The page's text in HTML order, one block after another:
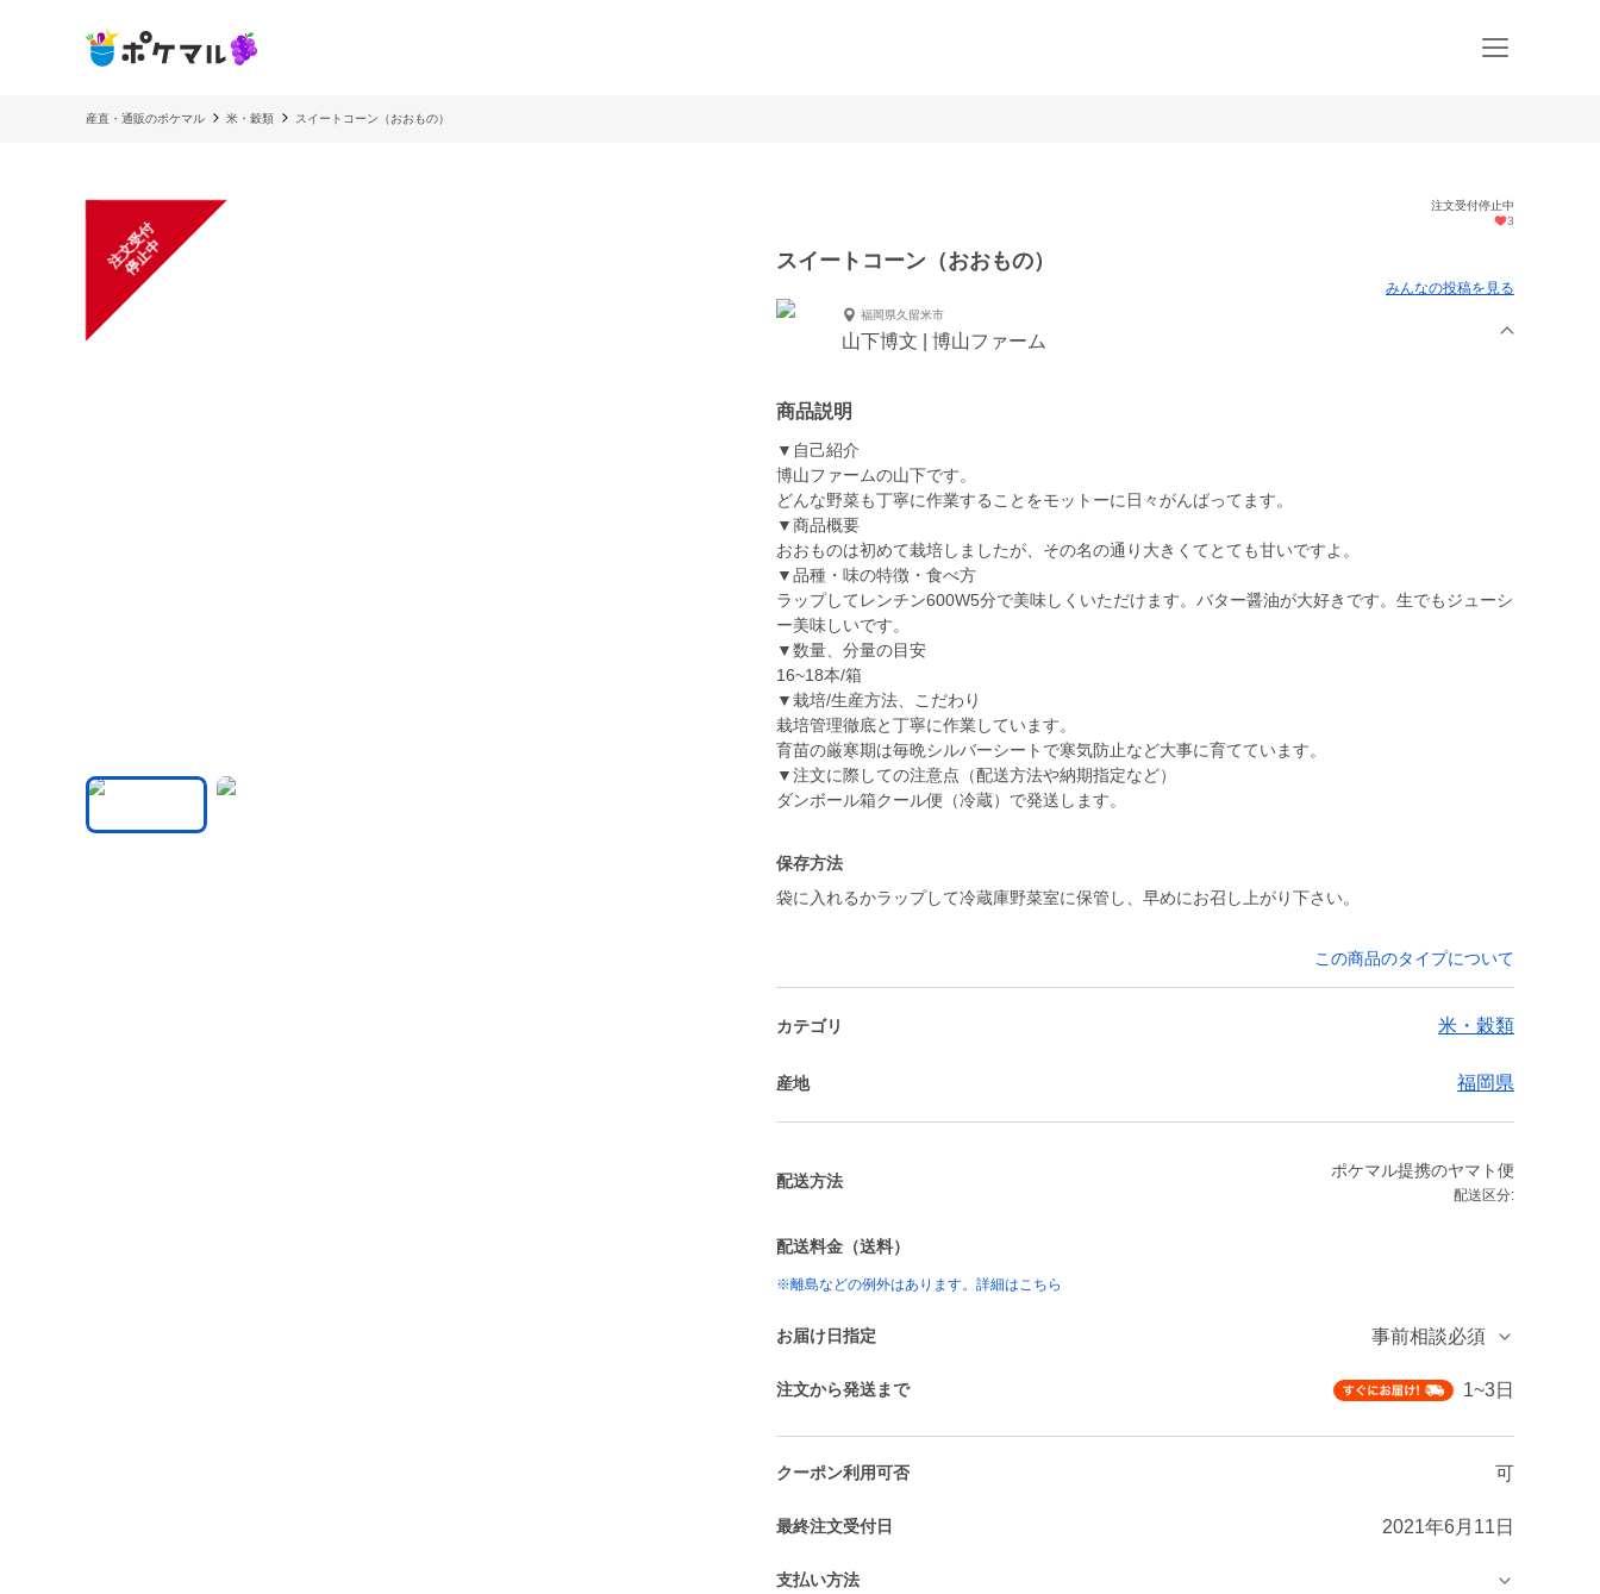
産直・通販のポケマル 米・穀類 スイートコーン（おおもの）
注
文
受
付
停
止
中
注文受付停止中
3
スイートコーン（おおもの）
みんなの投稿を見る
福岡県久留米市
山下博文 | 博山ファーム
商品説明
▼自己紹介
博山ファームの山下です。
どんな野菜も丁寧に作業することをモットーに日々がんばってます。
▼商品概要
おおものは初めて栽培しましたが、その名の通り大きくてとても甘いですよ。
▼品種・味の特徴・食べ方
ラップしてレンチン600W5分で美味しくいただけます。バター醤油が大好きです。生でもジューシ
ー美味しいです。
▼数量、分量の目安
16~18本/箱
▼栽培/生産方法、こだわり
栽培管理徹底と丁寧に作業しています。
育苗の厳寒期は毎晩シルバーシートで寒気防止など大事に育てています。
▼注文に際しての注意点（配送方法や納期指定など）
ダンボール箱クール便（冷蔵）で発送します。
保存方法
袋に入れるかラップして冷蔵庫野菜室に保管し、早めにお召し上がり下さい。
この商品のタイプについて
カテゴリ 米・穀類
産地 福岡県
配送方法
ポケマル提携のヤマト便
配送区分:
配送料金（送料）
※離島などの例外はあります。詳細はこちら
お届け日指定 事前相談必須
注文から発送まで 1~3日
クーポン利用可否 可
最終注文受付日 2021年6月11日
支払い方法